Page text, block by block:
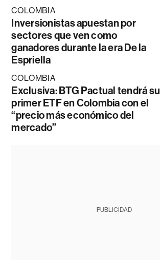
COLOMBIA
Inversionistas apuestan por
sectores que ven como
ganadores durante la era De la
Espriella
COLOMBIA
Exclusiva: BTG Pactual tendrá su
primer ETF en Colombia con el
“precio más económico del
mercado”
PUBLICIDAD